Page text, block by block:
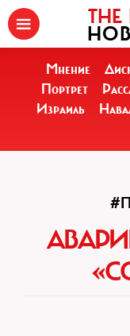
THE
Мнение
Портрет
Израиль